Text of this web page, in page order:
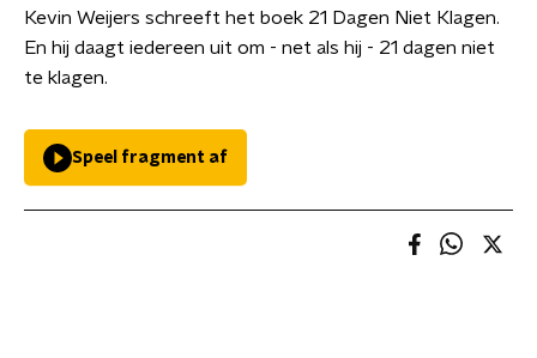
Kevin Weijers schreeft het boek 21 Dagen Niet Klagen.
En hij daagt iedereen uit om - net als hij - 21 dagen niet
te klagen.
Speel fragment af